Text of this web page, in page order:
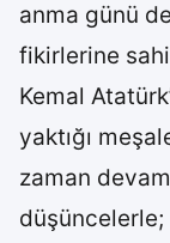
anma günü
fikirlerine
Kemal
yaktığı
zaman